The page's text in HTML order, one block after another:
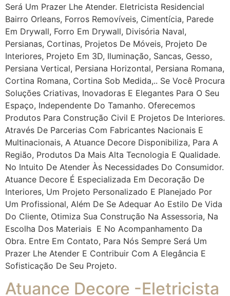
Será Um Prazer Lhe Atender. Eletricista Residencial
Bairro Orleans, Forros Removíveis, Cimentícia, Parede
Em Drywall, Forro Em Drywall, Divisória Naval,
Persianas, Cortinas, Projetos De Móveis, Projeto De
Interiores, Projeto Em 3D, Iluminação, Sancas, Gesso,
Persiana Vertical, Persiana Horizontal, Persiana Romana,
Cortina Romana, Cortina Sob Medida,.. Se Você Procura
Soluções Criativas, Inovadoras E Elegantes Para O Seu
Espaço, Independente Do Tamanho. Oferecemos
Produtos Para Construção Civil E Projetos De Interiores.
Através De Parcerias Com Fabricantes Nacionais E
Multinacionais, A Atuance Decore Disponibiliza, Para A
Região, Produtos Da Mais Alta Tecnologia E Qualidade.
No Intuito De Atender Às Necessidades Do Consumidor.
Atuance Decore É Especializada Em Decoração De
Interiores, Um Projeto Personalizado E Planejado Por
Um Profissional, Além De Se Adequar Ao Estilo De Vida
Do Cliente, Otimiza Sua Construção Na Assessoria, Na
Escolha Dos Materiais E No Acompanhamento Da
Obra. Entre Em Contato, Para Nós Sempre Será Um
Prazer Lhe Atender E Contribuir Com A Elegância E
Sofisticação De Seu Projeto.
Atuance Decore -Eletricista